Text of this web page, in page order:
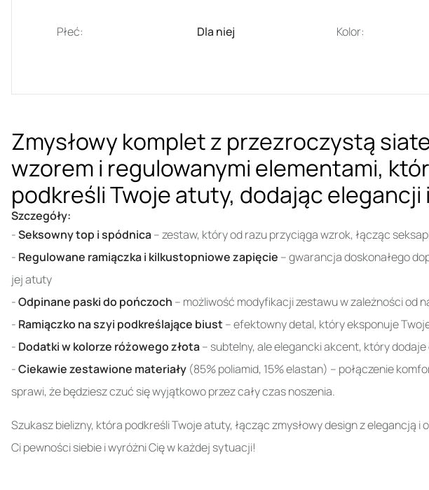
Płeć: Dla niej Kolor:
Zmysłowy komplet z przezroczystą
wzorem i regulowanymi elementami,
podkreśli Twoje atuty, dodając elegancji
Szczegóły:
-Seksowny top i spódnica– zestaw, który od razu przyciąga wzrok, łącząc
- Regulowane ramiączka i kilkustopniowe zapięcie – gwarancja doskonałego
jej atuty
-Odpinane paski do pończoch – możliwość modyfikacji zestawu w zależności od
- Ramiączko na szyi podkreślające biust – efektowny detal, który eksponuje
- Dodatki w kolorze różowego złota– subtelny, ale elegancki akcent, który
-Ciekawie zestawione materiały (85% poliamid, 15% elastan) – połączenie
sprawi, że będziesz czuć się wyjątkowo przez cały czas noszenia.
Szukasz bielizny, która podkreśli Twoje atuty, łącząc zmysłowy design z elegancją i
Ci pewności siebie i wyróżni Cię w każdej sytuacji!